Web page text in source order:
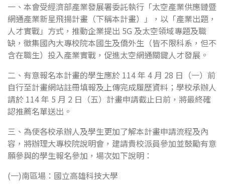
一、本會受經濟部產業發展署委託執行「太空產業供應鏈暨
網通產業新星飛揚計畫（下稱本計畫）」，以「產業出題，
人才實戰」方式，推動企業提出 5G 及太空領域專題及職
缺，徵集國內大專校院本國生及僑外生（皆不限科系，但不
含在職生）投入產業實戰，促進太空網通關鍵人才發展。
二、有意報名本計畫的學生應於 114 年 4 月 28 日（一）前
自行至計畫網站註冊填報及上傳完成履歷資料；學校承辦人
請於 114 年 5 月 2 日（五）計畫申請截止日前，將最終確
認推薦名單送出。
三、為使各校承辦人及學生更加了解本計畫申請流程及內
容，將辦理大專校院說明會，建請貴校派員參加並鼓勵有意
願參與的學生報名參加，場次如下說明：
(一)南區場：國立高雄科技大學